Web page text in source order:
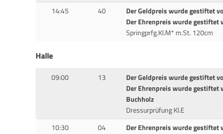
14:45 40
Der Geldpreis wurde gestiftet
Der Ehrenpreis wurde gestiftet
Springprfg.Kl.M* m.St. 120cm
Halle
09:00 13
Der Geldpreis wurde gestiftet
Der Ehrenpreis wurde gestiftet
Buchholz
Dressurprüfung Kl.E
10:30 04
Der Ehrenpreis wurde gestiftet